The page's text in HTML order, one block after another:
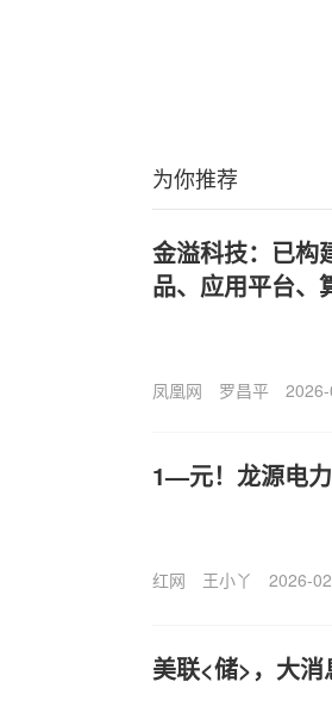
为你推荐
金溢科技：已构
品、应用平台、
凤凰网 罗昌平
1—元！龙源电力
红网 王小丫 2026-
美联<储>，大